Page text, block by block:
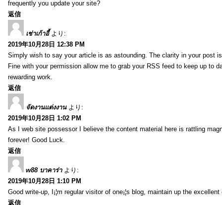
frequently you update your site?
返信
เช่าเก้าอี้ より:
2019年10月28日 12:38 PM
Simply wish to say your article is as astounding. The clarity in your post
Fine with your permission allow me to grab your RSS feed to keep up to
rewarding work.
返信
จัดงานแต่งงาน より:
2019年10月28日 1:02 PM
As I web site possessor I believe the content material here is rattling
forever! Good Luck.
返信
w88 บาคาร่า より:
2019年10月28日 1:10 PM
Good write-up, I¡¦m regular visitor of one¡¦s blog, maintain up the
返信